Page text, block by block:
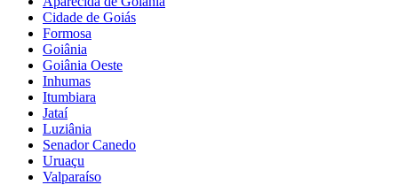
Cidade de Goiás
Formosa
Goiânia
Goiânia Oeste
Inhumas
Itumbiara
Jataí
Luziânia
Senador Canedo
Uruaçu
Valparaíso